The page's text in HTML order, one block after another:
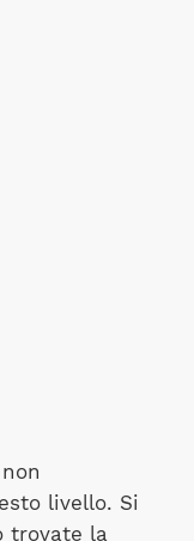
livello. Si
trovate la